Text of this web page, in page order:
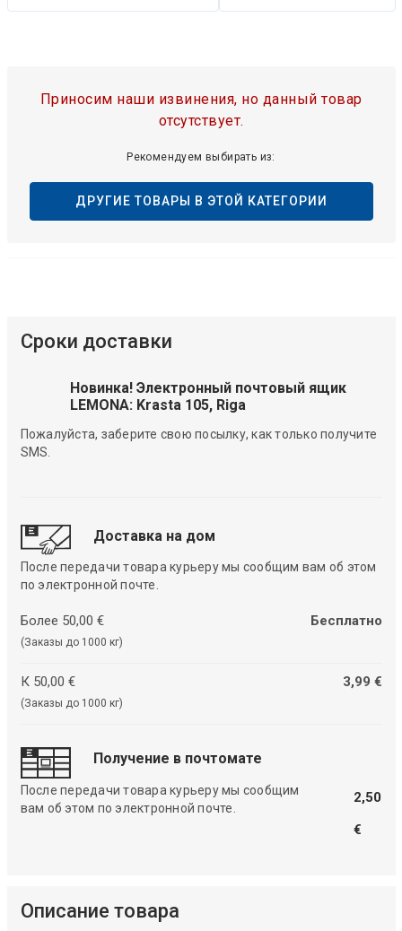
Приносим наши извинения, но данный товар
отсутствует.
Рекомендуем выбирать из:
ДРУГИЕ ТОВАРЫ В ЭТОЙ КАТЕГОРИИ
Сроки доставки
Новинка! Электронный почтовый ящик
LEMONA: Krasta 105, Riga
Пожалуйста, заберите свою посылку, как только получите
SMS.
Доставка на дом
После передачи товара курьеру мы сообщим вам об этом
по электронной почте.
Более 50,00 €
(Заказы до 1000 кг)
Бесплатно
К 50,00 €
(Заказы до 1000 кг)
3,99 €
Получение в почтомате
После передачи товара курьеру мы сообщим
вам об этом по электронной почте.
2,50
€
Описание товара